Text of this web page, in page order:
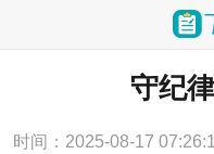
当前位置：
守纪
时间：2025-08-17